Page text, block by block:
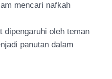
mencari nafkah
dipengaruhi oleh teman
panutan dalam